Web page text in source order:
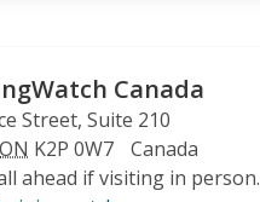
Canada
Street, Suite 210
ON K2P 0W7
Canada
ahead if visiting in person.